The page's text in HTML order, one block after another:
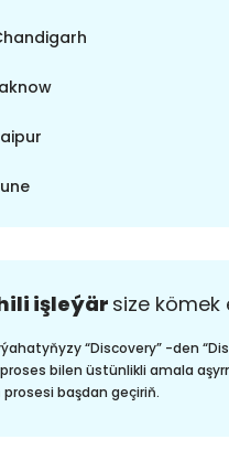
işleýär size kömek
“Discovery” -den
bilen üstünlikli amala
başdan geçiriň.